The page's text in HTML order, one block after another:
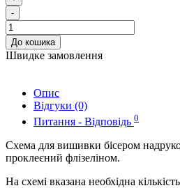
-
До кошика
Швидке замовлення
Опис
Відгуки (0)
Питання - Відповідь 0
Схема для вишивки бісером
проклеєний флізеліном.
На схемі вказана необхідна